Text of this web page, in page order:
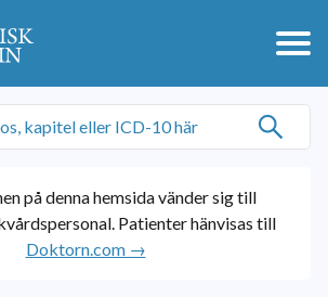
på denna hemsida vänder sig till
Patienter hänvisas till
Doktorn.com →